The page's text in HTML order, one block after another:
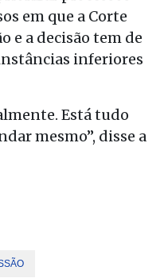
em que a Corte
e a decisão tem de
inferiores
Está tudo
mesmo”, disse a